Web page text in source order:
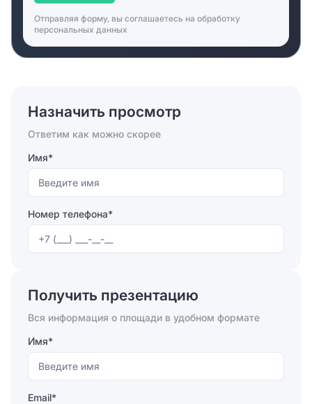
Отправляя форму, вы соглашаетесь на обработку
персональных данных
Назначить просмотр
Ответим как можно скорее
Имя*
Номер телефона*
Отправить
Получить презентацию
Вся информация о площади в удобном формате
Имя*
Email*